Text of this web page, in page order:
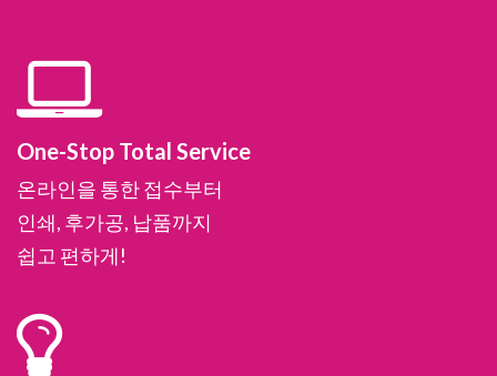
One-Stop Total Service
온라인을 통한 접수부터
인쇄, 후가공, 납품까지
쉽고 편하게!